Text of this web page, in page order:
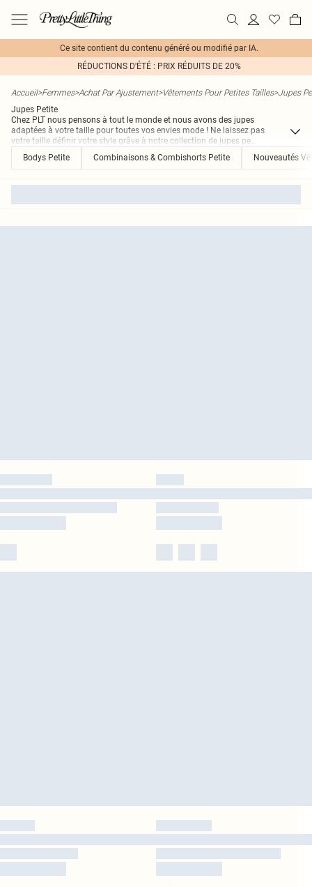
Ce site contient du contenu généré ou modifié par IA.
RÉDUCTIONS D'ÉTÉ : PRIX RÉDUITS DE 20%
Accueil>Femmes>Achat Par Ajustement>Vêtements Pour Petites Tailles>Jupes
Jupes Petite
Chez PLT nous pensons à tout le monde et nous avons des jupes
adaptées à votre taille pour toutes vos envies mode ! Ne laissez pas
votre taille définir votre style grâve à notre collection de jupes pe...
Bodys Petite
Combinaisons & Combishorts Petite Nouveautés